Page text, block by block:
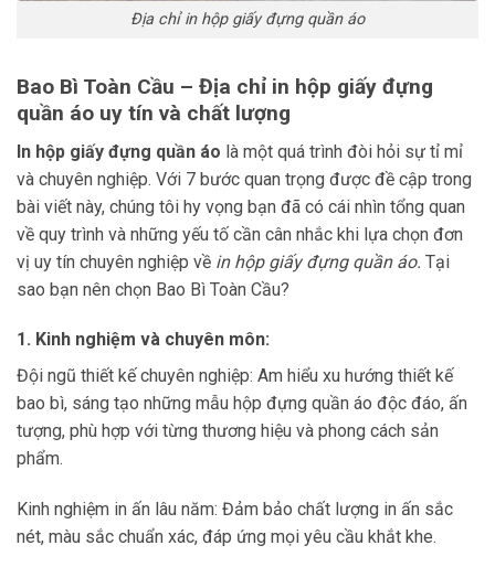
Địa chỉ in hộp giấy đựng quần áo
Bao Bì Toàn Cầu – Địa chỉ in hộp giấy đựng
quần áo uy tín và chất lượng
In hộp giấy đựng quần áo là một quá trình đòi hỏi sự tỉ mỉ
và chuyên nghiệp. Với 7 bước quan trọng được đề cập trong
bài viết này, chúng tôi hy vọng bạn đã có cái nhìn tổng quan
về quy trình và những yếu tố cần cân nhắc khi lựa chọn đơn
vị uy tín chuyên nghiệp về in hộp giấy đựng quần áo. Tại
sao bạn nên chọn Bao Bì Toàn Cầu?
1. Kinh nghiệm và chuyên môn:
Đội ngũ thiết kế chuyên nghiệp: Am hiểu xu hướng thiết kế
bao bì, sáng tạo những mẫu hộp đựng quần áo độc đáo, ấn
tượng, phù hợp với từng thương hiệu và phong cách sản
phẩm.
Kinh nghiệm in ấn lâu năm: Đảm bảo chất lượng in ấn sắc
nét, màu sắc chuẩn xác, đáp ứng mọi yêu cầu khắt khe.